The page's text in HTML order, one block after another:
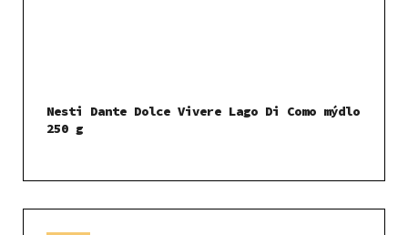
Nesti Dante Dolce Vivere Lago Di Como mýdlo
250 g